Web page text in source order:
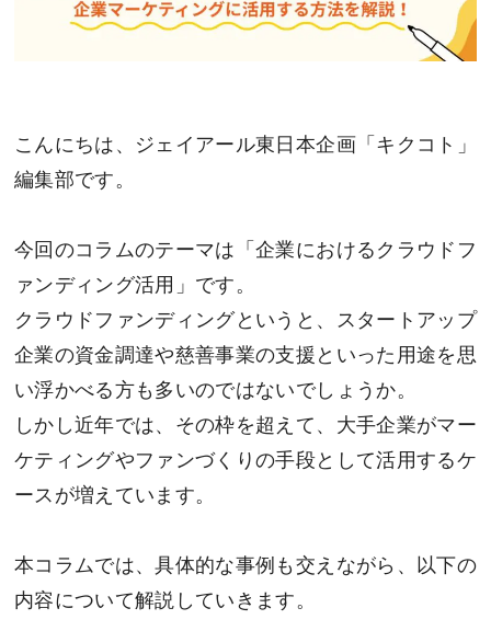
こんにちは、ジェイアール東日本企画「キクコト」
編集部です。
今回のコラムのテーマは「企業におけるクラウドフ
ァンディング活用」です。
クラウドファンディングというと、スタートアップ
企業の資金調達や慈善事業の支援といった用途を思
い浮かべる方も多いのではないでしょうか。
しかし近年では、その枠を超えて、大手企業がマー
ケティングやファンづくりの手段として活用するケ
ースが増えています。
本コラムでは、具体的な事例も交えながら、以下の
内容について解説していきます。